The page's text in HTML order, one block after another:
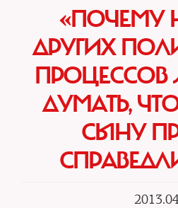
«ПОЧЕМУ
ДРУГИХ
ДУМАТЬ,
СЫНУ